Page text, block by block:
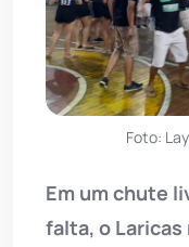
Foto:
Em um chute
falta, o Laricas